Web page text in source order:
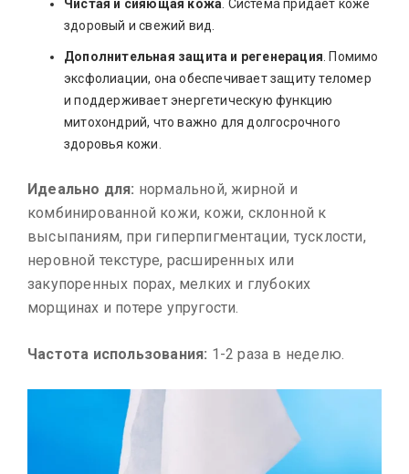
Чистая и сияющая кожа . Система придает коже
здоровый и свежий вид.
Дополнительная защита и регенерация . Помимо
эксфолиации, она обеспечивает защиту теломер
и поддерживает энергетическую функцию
митохондрий, что важно для долгосрочного
здоровья кожи.
Идеально для: нормальной, жирной и
комбинированной кожи, кожи, склонной к
высыпаниям, при гиперпигментации, тусклости,
неровной текстуре, расширенных или
закупоренных порах, мелких и глубоких
морщинах и потере упругости.
Частота использования: 1-2 раза в неделю.